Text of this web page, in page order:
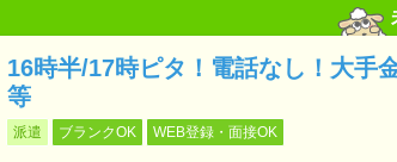
16時半/17時ピタ！電話なし！大手
等
派遣 ブランクOK WEB登録・面接OK